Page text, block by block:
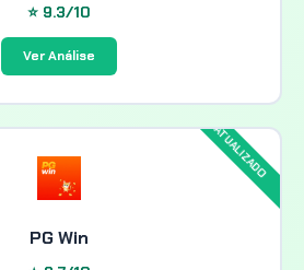
⭐ 9.3/10
Ver Análise
PG Win